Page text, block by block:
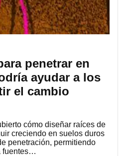
penetrar en
ayudar a los
el cambio
cómo diseñar raíces de
creciendo en suelos duros
penetración, permitiendo
fuentes…